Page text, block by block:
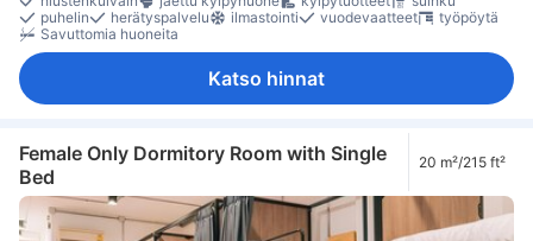
puhelin
herätyspalvelu ilmastointi vuodevaatteet
työpöytä
Savuttomia huoneita
Katso hinnat
Female Only Dormitory Room with Single
Bed
20 m²/215 ft²